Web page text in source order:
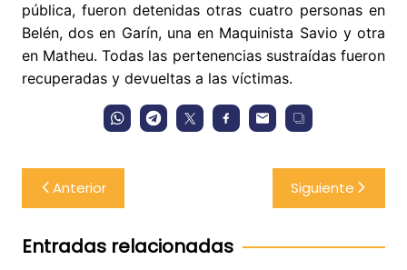
pública, fueron detenidas otras cuatro personas en
Belén, dos en Garín, una en Maquinista Savio y otra
en Matheu. Todas las pertenencias sustraídas fueron
recuperadas y devueltas a las víctimas.
Navegación
de
entradas
Anterior Siguiente
Entradas relacionadas